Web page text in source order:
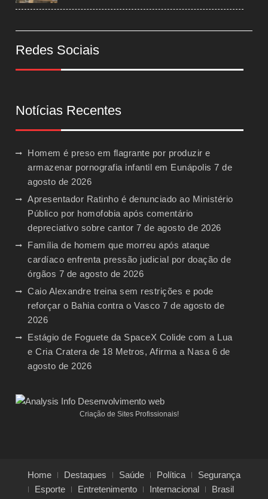
Redes Sociais
Notícias Recentes
Homem é preso em flagrante por produzir e
armazenar pornografia infantil em Eunápolis 7 de
agosto de 2026
Apresentador Ratinho é denunciado ao Ministério
Público por homofobia após comentário
depreciativo sobre cantor 7 de agosto de 2026
Família de homem que morreu após ataque
cardíaco enfrenta pressão judicial por doação de
órgãos 7 de agosto de 2026
Caio Alexandre treina sem restrições e pode
reforçar o Bahia contra o Vasco 7 de agosto de
2026
Estágio de Foguete da SpaceX Colide com a Lua
e Cria Cratera de 18 Metros, Afirma a Nasa 6 de
agosto de 2026
Criação de Sites Profissionais!
Home Destaques Saúde Política
Segurança
Esporte
Entretenimento Internacional
Brasil